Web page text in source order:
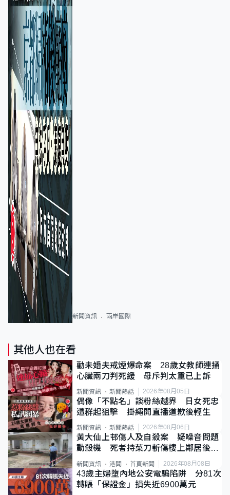
新聞資訊 兩岸國際
其他人也在看
勸未婚夫戒煙爆命案 28歲女教師連捅
心臟兩刀判死緩 母斥判太重已上訴
新聞資訊 新聞熱話 2026年08月05日
偶像「不點名」談粉絲越界 日女死忠
遭群起狙擊 掛繩開直播道歉後輕生
新聞資訊 新聞熱話 2026年08月06日
黃大仙上邨傷人及自殺案 疑噪音問題
動殺機 死者持菜刀斬傷樓上鄰居後墮
新聞資訊 港聞 首頁新聞 2026年08月08日
43歲主婦墮內地公安電騙陷阱 分81次
轉賬「保證金」損失近6900萬元